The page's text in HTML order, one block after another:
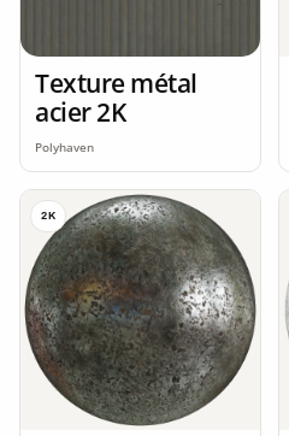
Texture métal
acier 2K
Polyhaven
2K